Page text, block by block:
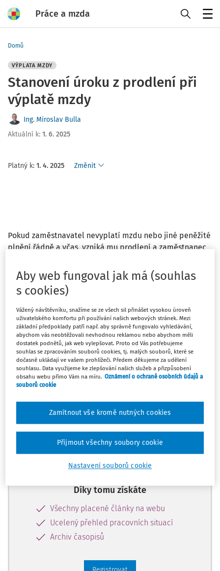
Práce a mzda
Domů
VÝPLATA MZDY
Stanovení úroku z prodlení při
výplatě mzdy
Ing. Miroslav Bulla
Aktuální k: 1. 6. 2025
Platný k: 1. 4. 2025 Změnit
Pokud zaměstnavatel nevyplatí mzdu nebo jiné peněžité
plnění řádně a včas, vzniká mu prodlení a zaměstnanec
odpovídající platné repo sazbě České národní banky
zvýšené o stanovený počet procentních bodů.
Máte předplatné? Přihlaste se
Zatím jste si přečetli jen začátek…
Zaregistrujte se a získejte
zdarma plný přístup na 14 dnů.
Díky tomu získáte
Všechny placené články na webu
Ucelený přehled pracovních situací
Archiv časopisů
Aby web fungoval jak má (souhlas
s cookies)
Vážený návštěvníku, snažíme se ze všech sil přinášet vysokou úroveň
uživatelského komfortu při používání našich webových stránek. Mezi
základní předpoklady patří např. aby správně fungovalo vyhledávání,
abychom vás neobtěžovali nevhodnou reklamou nebo abychom měli
dostatek podnětů, jak web vylepšovat. Proto od Vás potřebujeme
souhlas se zpracováním souborů cookies, tj. malých souborů, které se
dočasně ukládají ve vašem prohlížeči. Předem děkujeme za udělení
souhlasu. Data využijeme ke zlepšování našich služeb a přizpůsobení
obsahu webu přímo Vám na míru. Oznámení o ochraně osobních údajů a
souborů cookie
Nastavení souborů cookie
Zamítnout vše kromě nutných cookies
Přijmout všechny soubory cookie